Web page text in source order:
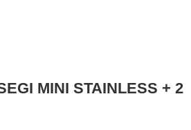
MINI STAINLESS + 2